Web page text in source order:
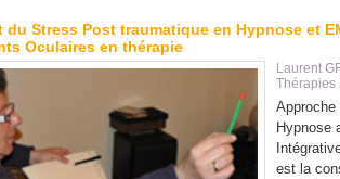
du Stress Post traumatique en Hypnose et
Oculaires en thérapie
Laurent
Thérapies
Hypnose
est la